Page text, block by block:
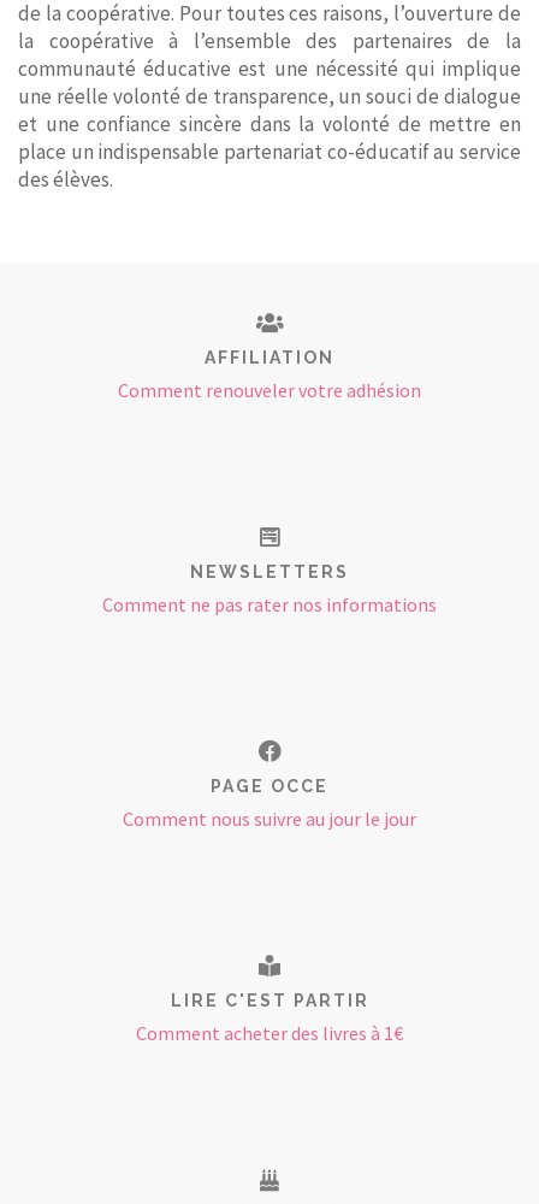
de la coopérative. Pour toutes ces raisons, l’ouverture de
la coopérative à l’ensemble des partenaires de la
communauté éducative est une nécessité qui implique
une réelle volonté de transparence, un souci de dialogue
et une confiance sincère dans la volonté de mettre en
place un indispensable partenariat co-éducatif au service
des élèves.
AFFILIATION
Comment renouveler votre adhésion
NEWSLETTERS
Comment ne pas rater nos informations
PAGE OCCE
Comment nous suivre au jour le jour
LIRE C'EST PARTIR
Comment acheter des livres à 1€